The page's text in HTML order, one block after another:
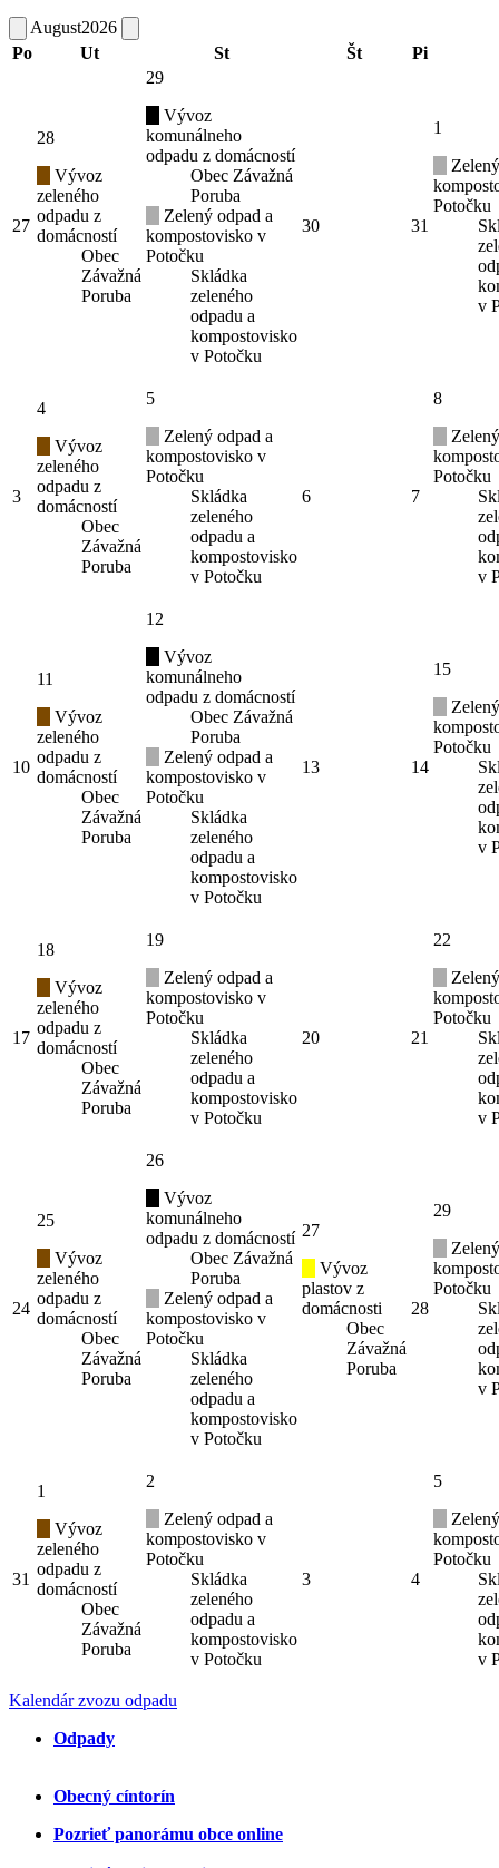
August2026
Po
Ut St Št Pi
27
28
Vývoz
zeleného
odpadu z
domácností
Obec
Závažná
Poruba
29
Vývoz
komunálneho
odpadu z domácností
Obec Závažná
Poruba
Zelený odpad a
kompostovisko v
Potočku
Skládka
zeleného
odpadu a
kompostovisko
v Potočku
30 31
1
Potočku
v
3
4
Vývoz
zeleného
odpadu z
domácností
Obec
Závažná
Poruba
5
Zelený odpad a
kompostovisko v
Potočku
Skládka
zeleného
odpadu a
kompostovisko
v Potočku
6 7
8
Potočku
v
10
11
Vývoz
zeleného
odpadu z
domácností
Obec
Závažná
Poruba
12
Vývoz
komunálneho
odpadu z domácností
Obec Závažná
Poruba
Zelený odpad a
kompostovisko v
Potočku
Skládka
zeleného
odpadu a
kompostovisko
v Potočku
13 14
15
Potočku
v
17
18
Vývoz
zeleného
odpadu z
domácností
Obec
Závažná
Poruba
19
Zelený odpad a
kompostovisko v
Potočku
Skládka
zeleného
odpadu a
kompostovisko
v Potočku
20 21
22
Potočku
v
24
25
Vývoz
zeleného
odpadu z
domácností
Obec
Závažná
Poruba
26
Vývoz
komunálneho
odpadu z domácností
Obec Závažná
Poruba
Zelený odpad a
kompostovisko v
Potočku
Skládka
zeleného
odpadu a
kompostovisko
v Potočku
27
Vývoz
plastov z
domácnosti
Obec
Závažná
Poruba
28
29
Potočku
v
31
1
Vývoz
zeleného
odpadu z
domácností
Obec
Závažná
Poruba
2
Zelený odpad a
kompostovisko v
Potočku
Skládka
zeleného
odpadu a
kompostovisko
v Potočku
3 4
5
Potočku
v
Kalendár zvozu odpadu
Odpady
Obecný cíntorín
Pozrieť panorámu obce online